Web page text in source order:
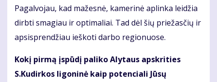
Pagalvojau, kad mažesnė, kamerinė aplinka leidžia
dirbti smagiau ir optimaliai. Tad dėl šių priežasčių ir
apsisprendžiau ieškoti darbo regionuose.
Kokį pirmą įspūdį paliko Alytaus apskrities
S.Kudirkos ligoninė kaip potenciali Jūsų